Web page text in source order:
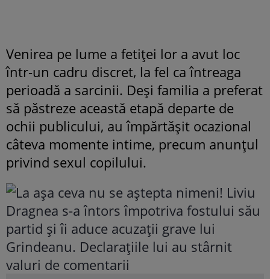
Venirea pe lume a fetiței lor a avut loc
într-un cadru discret, la fel ca întreaga
perioadă a sarcinii. Deși familia a preferat
să păstreze această etapă departe de
ochii publicului, au împărtășit ocazional
câteva momente intime, precum anunțul
privind sexul copilului.